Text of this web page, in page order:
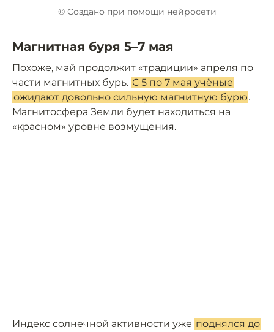
© Создано при помощи нейросети
Магнитная буря 5–7 мая
Похоже, май продолжит «традиции» апреля по
части магнитных бурь. С 5 по 7 мая учёные
ожидают довольно сильную магнитную бурю.
Магнитосфера Земли будет находиться на
«красном» уровне возмущения.
Индекс солнечной активности уже поднялся до